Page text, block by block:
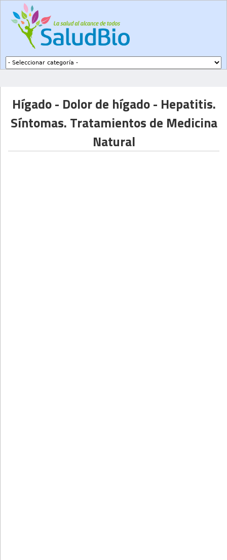
Hígado - Dolor de hígado - Hepatitis.
Síntomas. Tratamientos de Medicina
Natural